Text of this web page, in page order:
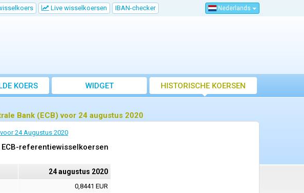
Live wisselkoersen IBAN-checker Nederlands
KOERS WIDGET HISTORISCHE KOERSEN
Bank (ECB) voor 24 augustus 2020
24 Augustus 2020
referentiewisselkoersen
24 augustus 2020
0,8441 EUR